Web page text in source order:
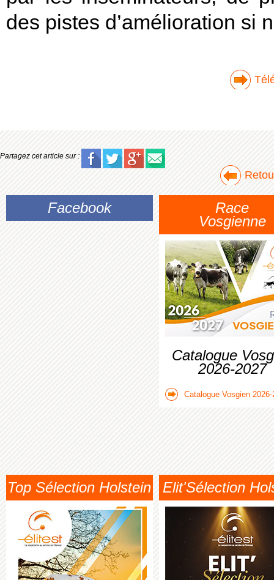
des pistes d’amélioration si
Partagez cet article sur :
Facebook
Race
Vosgienne
Catalogue
2026-2027
Catalogue Vosgien 2026-
Top Sélection Holstein Elit'Sélection